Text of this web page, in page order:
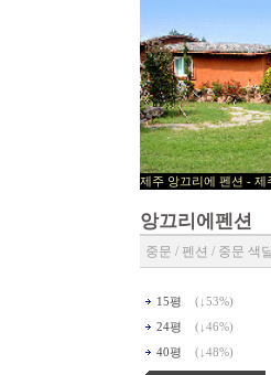
제주 앙끄리에
앙끄리에펜션
중문 / 펜션 / 중문 색
15평 (↓ 53%)
24평 (↓ 46%)
40평 (↓ 48%)